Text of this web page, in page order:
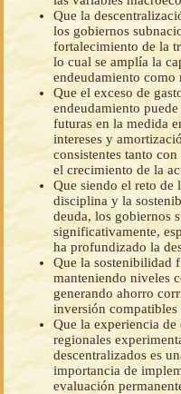
Que la
los gobiernos
fortalecimiento de la
lo cual se amplía la
endeudamiento como
Que el exceso de
endeudamiento
futuras en la medida
intereses y
consistentes tanto
el crecimiento de la
Que siendo el reto de
disciplina y la
deuda, los gobiernos
significativamente,
ha profundizado la
Que la sostenibilidad
manteniendo niveles
generando ahorro
inversión compatibles
Que la experiencia
regionales
descentralizados es
importancia de
evaluación